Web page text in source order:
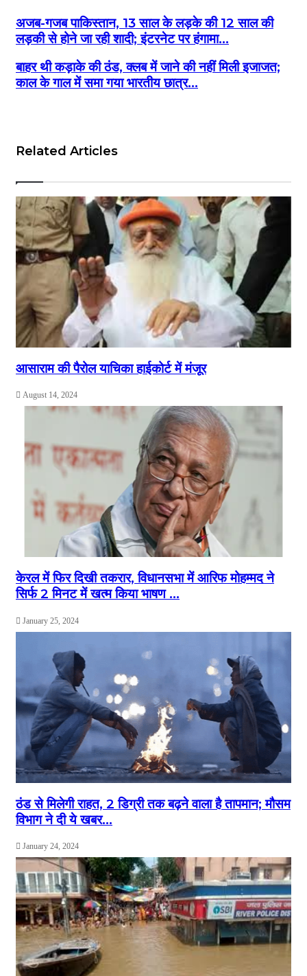
अजब-गजब पाकिस्तान, 13 साल के लड़के की 12 साल की
लड़की से होने जा रही शादी; इंटरनेट पर हंगामा...
बाहर थी कड़ाके की ठंड, क्लब में जाने की नहीं मिली इजाजत;
काल के गाल में समा गया भारतीय छात्र...
Related Articles
आसाराम की पैरोल याचिका हाईकोर्ट में मंजूर
August 14, 2024
केरल में फिर दिखी तकरार, विधानसभा में आरिफ मोहम्मद ने
सिर्फ 2 मिनट में खत्म किया भाषण …
January 25, 2024
ठंड से मिलेगी राहत, 2 डिग्री तक बढ़ने वाला है तापमान; मौसम
विभाग ने दी ये खबर…
January 24, 2024